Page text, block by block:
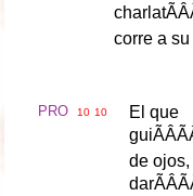
charlat
corre a su
PRO 10 10 El que
gui
de ojos,
dar